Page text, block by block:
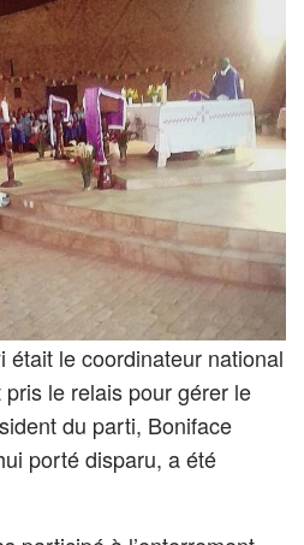
était le coordinateur national
le relais pour gérer le
du parti, Boniface
porté disparu, a été